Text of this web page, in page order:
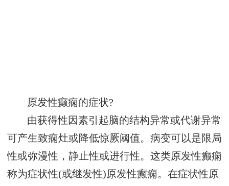
原发性癫痫的症状?
由获得性因素引起脑的结构异常或代谢异常
可产生致痫灶或降低惊厥阈值。病变可以是限局
性或弥漫性，静止性或进行性。这类原发性癫痫
称为症状性(或继发性)原发性癫痫。在症状性原